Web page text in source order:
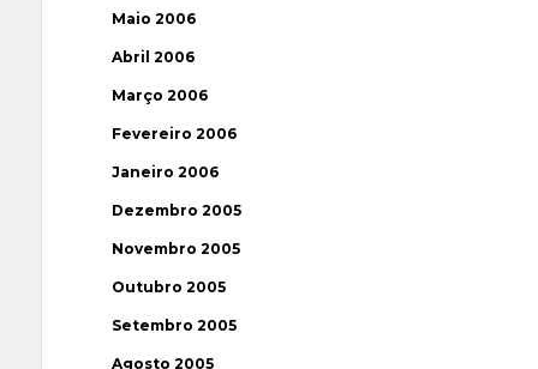
Maio 2006
Abril 2006
Março 2006
Fevereiro 2006
Janeiro 2006
Dezembro 2005
Novembro 2005
Outubro 2005
Setembro 2005
Agosto 2005